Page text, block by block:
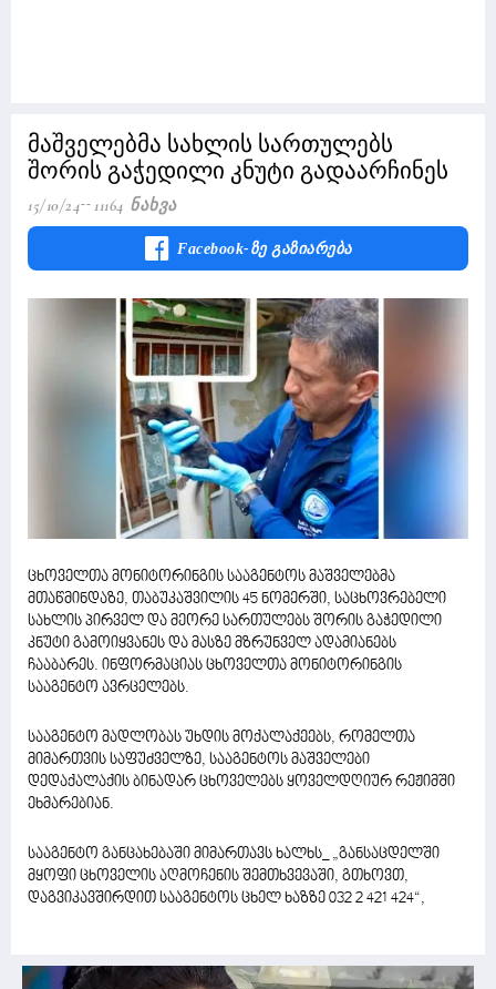
მაშველებმა სახლის სართულებს
შორის გაჭედილი კნუტი გადაარჩინეს
15/10/24 11164 Ნახვა
Facebook-Ზე Გაზიარება
ცხოველთა მონიტორინგის სააგენტოს მაშველებმა
მთაწმინდაზე, თაბუკაშვილის 45 ნომერში, საცხოვრებელი
სახლის პირველ და მეორე სართულებს შორის გაჭედილი
კნუტი გამოიყვანეს და მასზე მზრუნველ ადამიანებს
ჩააბარეს. ინფორმაციას ცხოველთა მონიტორინგის
სააგენტო ავრცელებს.
სააგენტო მადლობას უხდის მოქალაქეებს, რომელთა
მიმართვის საფუძველზე, სააგენტოს მაშველები
დედაქალაქის ბინადარ ცხოველებს ყოველდღიურ რეჟიმში
ეხმარებიან.
სააგენტო განცახებაში მიმართავს ხალხს_ „განსაცდელში
მყოფი ცხოველის აღმოჩენის შემთხვევაში, გთხოვთ,
დაგვიკავშირდით სააგენტოს ცხელ ხაზზე 032 2 421 424“,